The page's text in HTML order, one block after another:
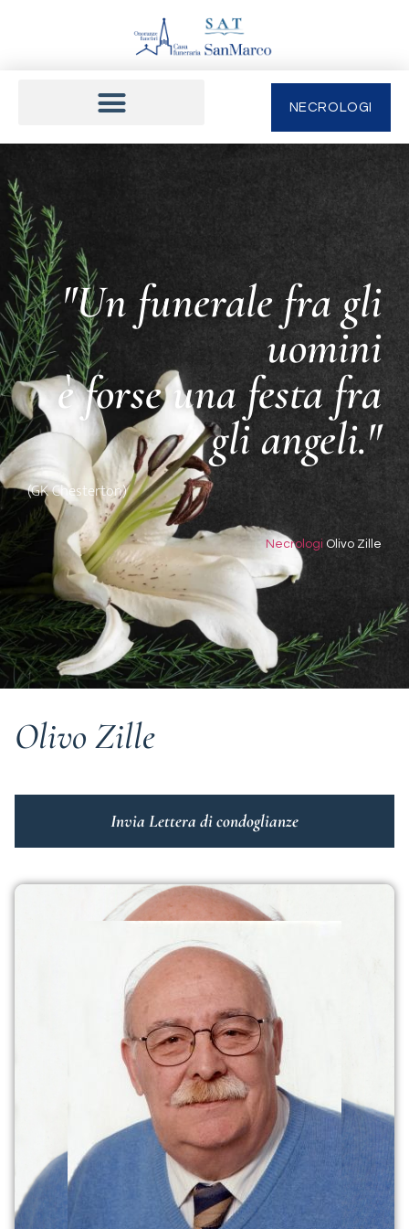
NECROLOGI
"Un funerale fra gli
uomini
è forse una festa fra
gli angeli."
(GK Chesterton)
Necrologi Olivo Zille
Olivo Zille
Invia Lettera di condoglianze